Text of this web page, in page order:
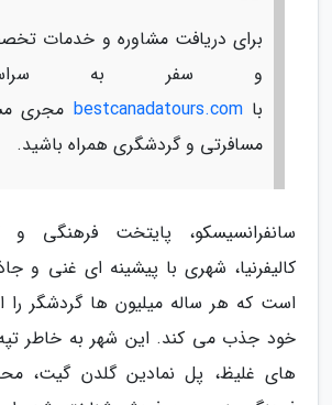
برای دریافت مشاوره و خدمات
و سفر به
باbestcanadatours.com مجری
مسافرتی و گردشگری همراه باشید.
سانفرانسیسکو، پایتخت فرهنگی و
کالیفرنیا، شهری با پیشینه ای غنی و
است که هر ساله میلیون ها گردشگر را
خود جذب می کند. این شهر به خاطر
های غلیظ، پل نمادین گلدن گیت،